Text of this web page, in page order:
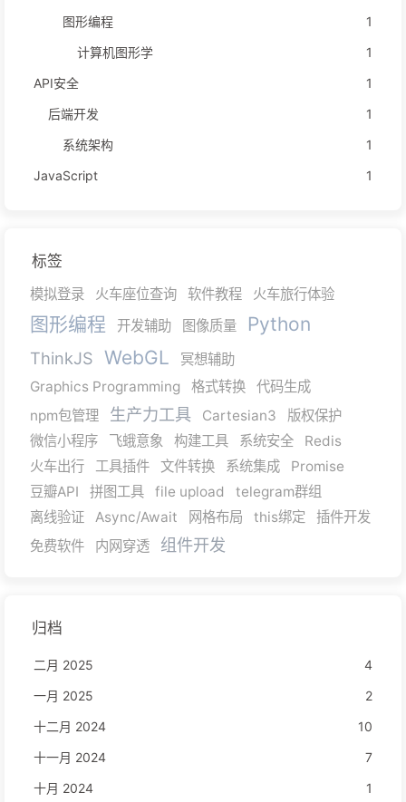
图形编程
1
计算机图形学
1
API安全
1
后端开发
1
系统架构
1
JavaScript
1
标签
模拟登录 火车座位查询 软件教程 火车旅行体验
图形编程 开发辅助 图像质量 Python
ThinkJS WebGL
冥想辅助
Graphics Programming
格式转换
代码生成
npm包管理
生产力工具 Cartesian3
版权保护
微信小程序
飞蛾意象 构建工具 系统安全
Redis
火车出行
工具插件 文件转换 系统集成
Promise
豆瓣API
拼图工具 file upload
telegram群组
离线验证
Async/Await 网格布局 this绑定
插件开发
免费软件
内网穿透 组件开发
归档
二月 2025
4
一月 2025
2
十二月 2024
10
十一月 2024
7
十月 2024
1